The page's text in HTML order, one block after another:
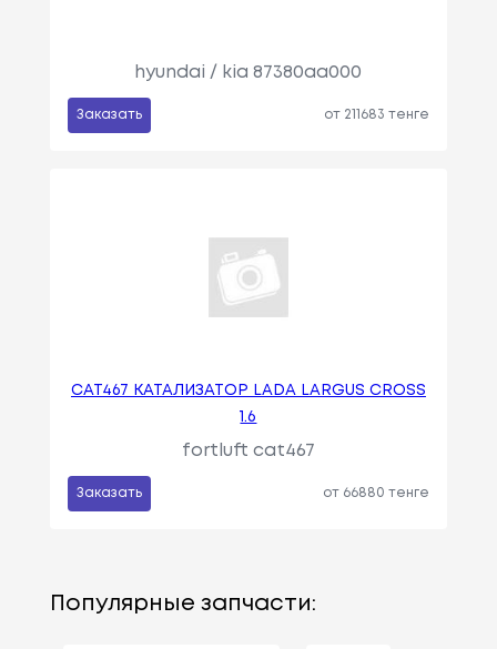
hyundai / kia 87380aa000
Заказать от 211683 тенге
CAT467 КАТАЛИЗАТОР LADA LARGUS CROSS
1.6
fortluft cat467
Заказать от 66880 тенге
Популярные запчасти: